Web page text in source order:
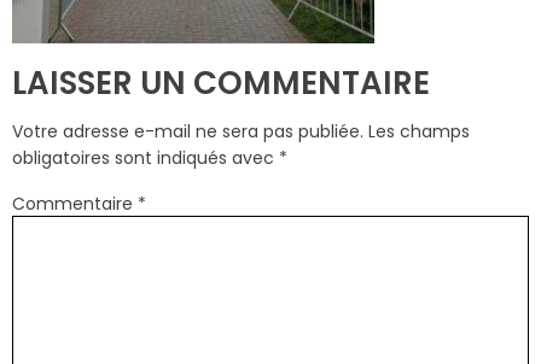
LAISSER UN COMMENTAIRE
Votre adresse e-mail ne sera pas publiée. Les champs
obligatoires sont indiqués avec *
Commentaire *